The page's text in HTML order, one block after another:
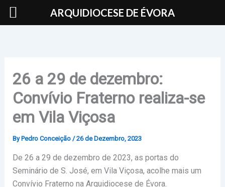
Skip
26 a 29 de dezembro:
Convívio Fraterno realiza-se
em Vila Viçosa
By Pedro Conceição /26 de Dezembro, 2023
De 26 a 29 de dezembro de 2023, as portas do
Seminário de S. José, em Vila Viçosa, acolhe mais um
Convívio Fraterno na Arquidiocese de Évora.
ARQUIDIOCESE DE ÉVORA